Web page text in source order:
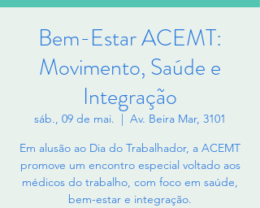
Bem-Estar ACEMT:
Movimento, Saúde e
Integração
sáb., 09 de mai.
  |
Av. Beira Mar, 3101
Em alusão ao Dia do Trabalhador, a ACEMT
promove um encontro especial voltado aos
médicos do trabalho, com foco em saúde,
bem-estar e integração.